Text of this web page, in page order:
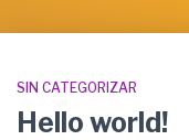
SIN CATEGORIZAR
Hello world!